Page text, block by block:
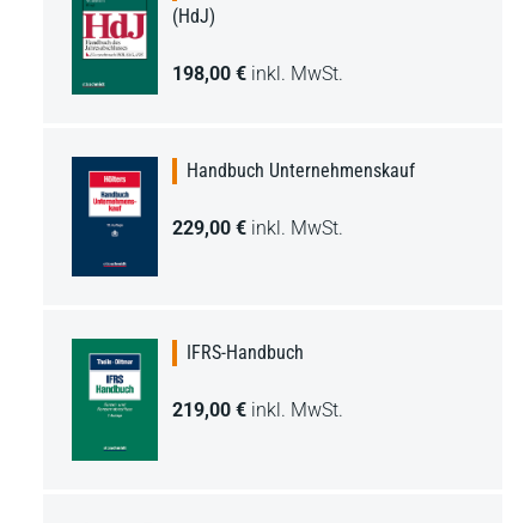
(HdJ)
198,00 € inkl. MwSt.
Handbuch Unternehmenskauf
229,00 € inkl. MwSt.
IFRS-Handbuch
219,00 € inkl. MwSt.